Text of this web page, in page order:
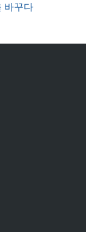
바꾸다